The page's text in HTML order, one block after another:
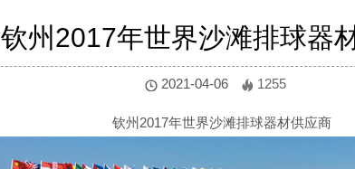
钦州2017年世界沙滩排球器
2021-04-06 1255
钦州2017年世界沙滩排球器材供应商